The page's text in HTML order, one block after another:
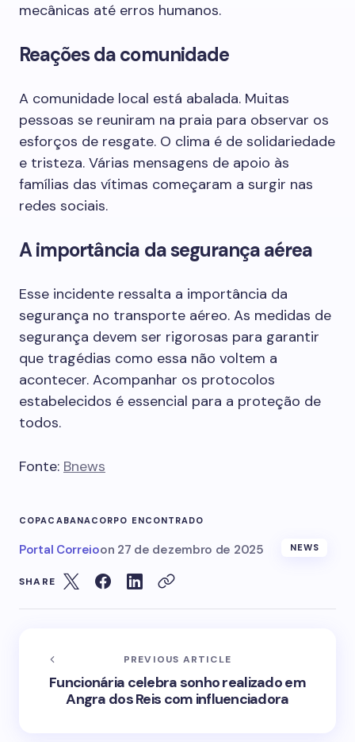
mecânicas até erros humanos.
Reações da comunidade
A comunidade local está abalada. Muitas
pessoas se reuniram na praia para observar os
esforços de resgate. O clima é de solidariedade
e tristeza. Várias mensagens de apoio às
famílias das vítimas começaram a surgir nas
redes sociais.
A importância da segurança aérea
Esse incidente ressalta a importância da
segurança no transporte aéreo. As medidas de
segurança devem ser rigorosas para garantir
que tragédias como essa não voltem a
acontecer. Acompanhar os protocolos
estabelecidos é essencial para a proteção de
todos.
Fonte: Bnews
COPACABANACORPO ENCONTRADO
Portal Correioon 27 de dezembro de 2025 NEWS
SHARE
PREVIOUS ARTICLE
Funcionária celebra sonho realizado em
Angra dos Reis com influenciadora